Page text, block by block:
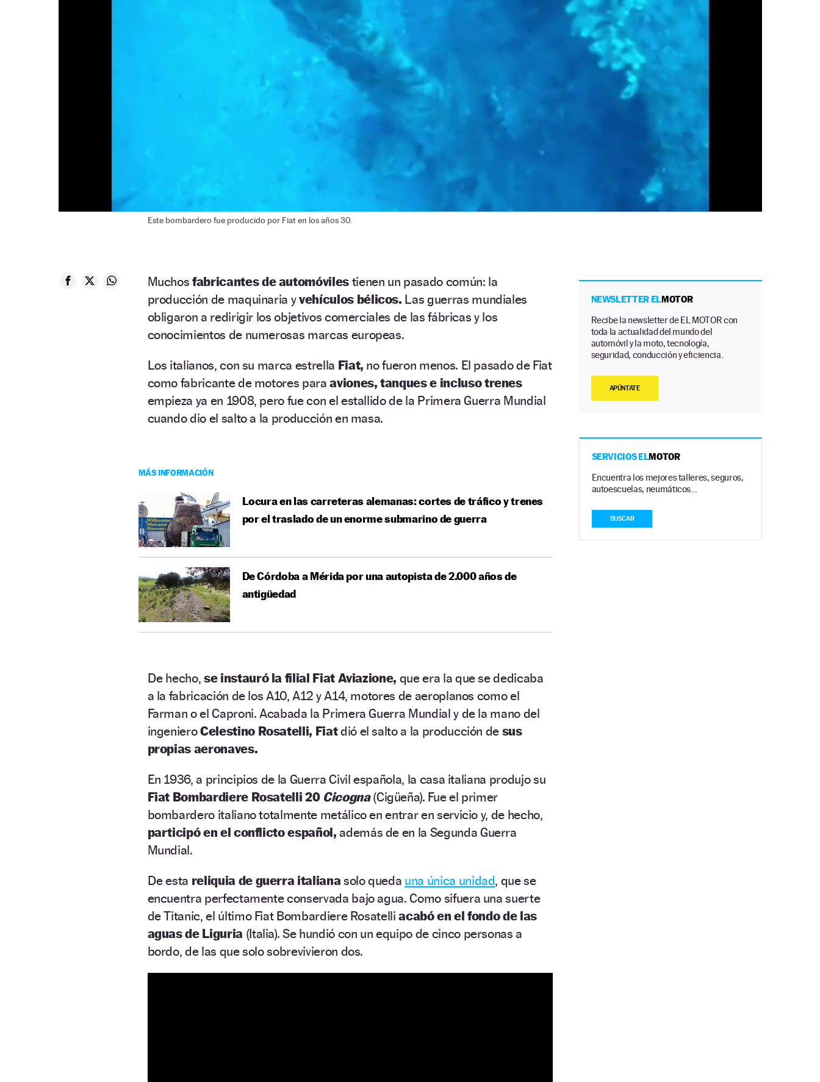
Este bombardero fue producido por Fiat en los años 30.
Muchosfabricantes de automóviles tienen un pasado común: la
producción de maquinaria yvehículos bélicos. Las guerras mundiales
obligaron a redirigir los objetivos comerciales de las fábricas y los
conocimientos de numerosas marcas europeas.
Los italianos, con su marca estrella Fiat, no fueron menos. El pasado de Fiat
como fabricante de motores para aviones, tanques e incluso trenes
empieza ya en 1908, pero fue con el estallido de la Primera Guerra Mundial
cuando dio el salto a la producción en masa.
MÁS INFORMACIÓN
Locura en las carreteras alemanas: cortes de tráfico y trenes
por el traslado de un enorme submarino de guerra
De Córdoba a Mérida por una autopista de 2.000 años de
antigüedad
De hecho, se instauró la filial Fiat Aviazione, que era la que se dedicaba
a la fabricación de los A10, A12 y A14, motores de aeroplanos como el
Farman o el Caproni. Acabada la Primera Guerra Mundial y de la mano del
ingenieroCelestino Rosatelli, Fiatdió el salto a la producción de sus
propias aeronaves.
En 1936, a principios de la Guerra Civil española, la casa italiana produjo su
Fiat Bombardiere Rosatelli 20 Cicogna (Cigüeña). Fue el primer
bombardero italiano totalmente metálico en entrar en servicio y, de hecho,
participó en el conflicto español, además de en la Segunda Guerra
Mundial.
De esta reliquia de guerra italiana solo queda una única unidad, que se
encuentra perfectamente conservada bajo agua. Como sifuera una suerte
de Titanic, el último Fiat Bombardiere Rosatelliacabó en el fondo de las
aguas de Liguria (Italia). Se hundió con un equipo de cinco personas a
bordo, de las que solo sobrevivieron dos.
NEWSLETTER ELMOTOR
Recibe la newsletter de EL MOTOR con
toda la actualidad del mundo del
automóvil y la moto, tecnología,
seguridad, conducción y eficiencia.
APÚNTATE
SERVICIOS ELMOTOR
Encuentra los mejores talleres, seguros,
autoescuelas, neumáticos…
BUSCAR